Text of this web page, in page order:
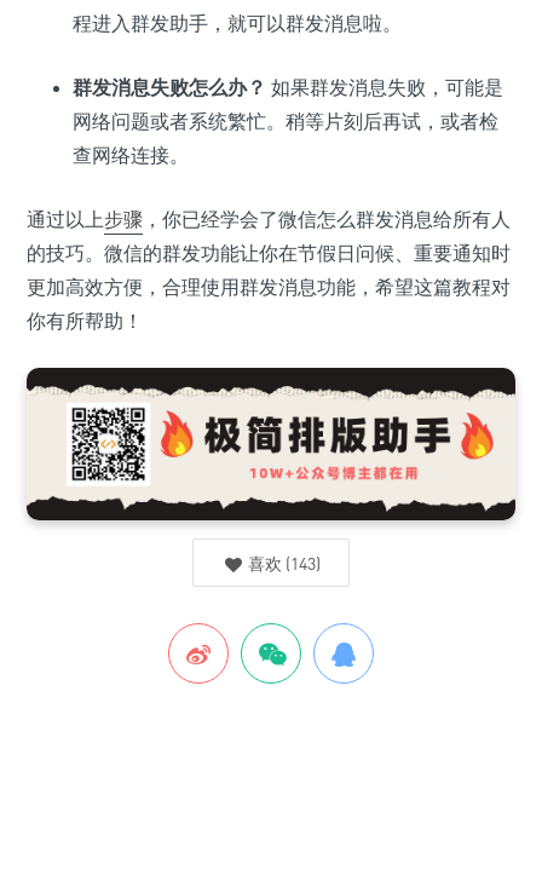
程进入群发助手，就可以群发消息啦。
群发消息失败怎么办？ 如果群发消息失败，可能是
网络问题或者系统繁忙。稍等片刻后再试，或者检
查网络连接。
通过以上步骤 ，你已经学会了微信怎么群发消息给所有人
的技巧。微信的群发功能让你在节假日问候、重要通知时
更加高效方便，合理使用群发消息功能，希望这篇教程对
你有所帮助！
喜欢 (143)